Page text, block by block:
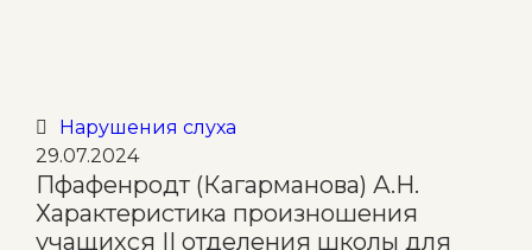
 Category
Нарушения слуха
29.07.2024
Пфафенродт (Кагарманова) А.Н.
Характеристика произношения
учащихся II отделения школы для